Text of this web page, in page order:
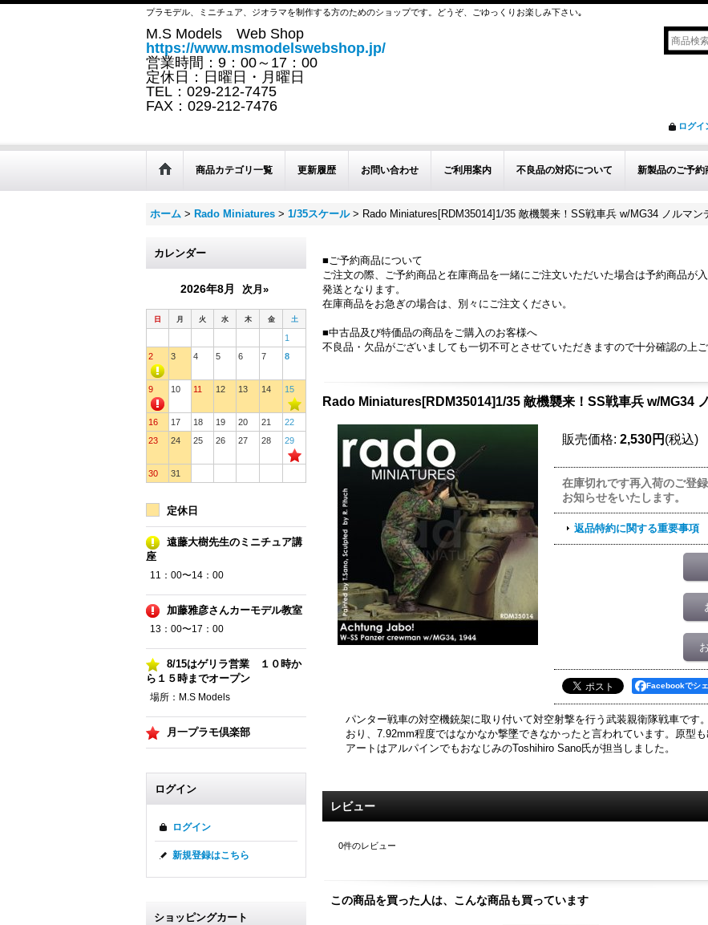
プラモデル、ミニチュア、ジオラマを制作する方のためのショップです。どうぞ、ごゆっくりお楽しみ下さい｡
M.S Models Web Shop
https://www.msmodelswebshop.jp/
営業時間：9：00～17：00
定休日：日曜日・月曜日
TEL：029-212-7475
FAX：029-212-7476
ログイ
商品カテゴリ一覧 更新履歴 お問い合わせ ご利用案内 不良品の対応について 新製品のご予約
ホーム > Rado Miniatures > 1/35スケール > Rado Miniatures[RDM35014]1/35 敵機襲来！SS戦車兵 w/MG34 ノルマン
カレンダー
2026年8月 次月»
日 月 火 水 木 金 土
1
2
3 4 5 6 7 8
9 10 11 12 13 14 15
16 17 18 19 20 21
22
23
24 25 26 27 28 29
30 31
定休日
遠藤大樹先生のミニチュア講
座
11：00〜14：00
加藤雅彦さんカーモデル教室
13：00〜17：00
8/15はゲリラ営業 １０時か
ら１５時までオープン
場所：M.S Models
月一プラモ倶楽部
ログイン
ログイン
新規登録はこちら
ショッピングカート
■ご予約商品について
ご注文の際、ご予約商品と在庫商品を一緒にご注文いただいた場合は予約商品が
発送となります。
在庫商品をお急ぎの場合は、別々にご注文ください。
■中古品及び特価品の商品をご購入のお客様へ
不良品・欠品がございましても一切不可とさせていただきますので十分確認の上ご
Rado Miniatures[RDM35014]1/35 敵機襲来！SS戦車兵 w/MG34
販売価格: 2,530円 (税込)
在庫切れです再入荷のご登
お知らせをいたします。
返品特約に関する重要事項
Facebookでシ
パンター戦車の対空機銃架に取り付いて対空射撃を行う武装親衛隊戦車です
おり、7.92mm程度ではなかなか撃墜できなかったと言われています。原型
アートはアルパインでもおなじみのToshihiro Sano氏が担当しました。
レビュー
0件のレビュー
この商品を買った人は、こんな商品も買っています